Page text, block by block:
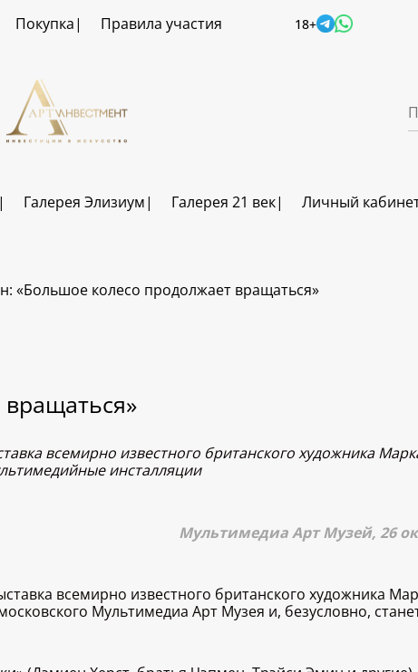
Покупка Правила участия 18+
Галерея Элизиум Галерея 21 век Личный
«Большое колесо продолжает вращаться»
всемирно известного британского художника
инсталляции
Мультимедиа Арт Музей, 26
всемирно известного британского художника
Мультимедиа Арт Музея и, безусловно,